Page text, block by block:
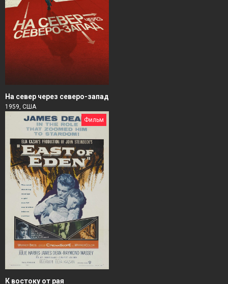
На север через северо-запад
1959, США
Фильм
К востоку от рая